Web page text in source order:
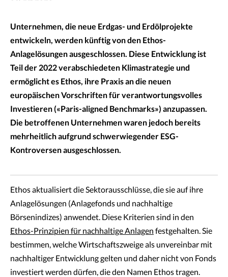
Unternehmen, die neue Erdgas- und Erdölprojekte
entwickeln, werden künftig von den Ethos-
Anlagelösungen ausgeschlossen. Diese Entwicklung ist
Teil der 2022 verabschiedeten Klimastrategie und
ermöglicht es Ethos, ihre Praxis an die neuen
europäischen Vorschriften für verantwortungsvolles
Investieren («Paris-aligned Benchmarks») anzupassen.
Die betroffenen Unternehmen waren jedoch bereits
mehrheitlich aufgrund schwerwiegender ESG-
Kontroversen ausgeschlossen.
Ethos aktualisiert die Sektorausschlüsse, die sie auf ihre
Anlagelösungen (Anlagefonds und nachhaltige
Börsenindizes) anwendet. Diese Kriterien sind in den
Ethos-Prinzipien für nachhaltige Anlagen festgehalten. Sie
bestimmen, welche Wirtschaftszweige als unvereinbar mit
nachhaltiger Entwicklung gelten und daher nicht von Fonds
investiert werden dürfen, die den Namen Ethos tragen.